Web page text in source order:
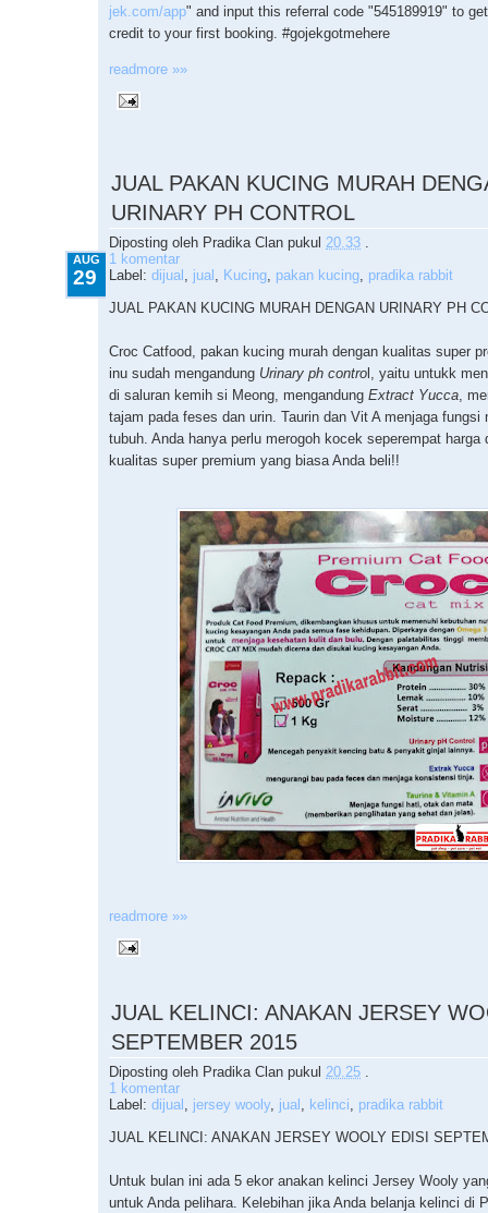
jek.com/app" and input this referral code "545189919" to
credit to your first booking. ‪#‎gojekgotmehere‬
readmore »»
JUAL PAKAN KUCING MURAH
URINARY PH CONTROL
Diposting oleh Pradika Clan pukul 20.33 .
AUG
29
1 komentar
Label: dijual , jual , Kucing, pakan kucing, pradika rabbit
JUAL PAKAN KUCING MURAH DENGAN URINARY PH
Croc Catfood, pakan kucing murah dengan kualitas super
inu sudah mengandung Urinary ph contro l, yaitu untukk
di saluran kemih si Meong, mengandung Extract Yucca,
tajam pada feses dan urin. Taurin dan Vit A menjaga fungsi
tubuh. Anda hanya perlu merogoh kocek seperempat harga
kualitas super premium yang biasa Anda beli!!
readmore »»
JUAL KELINCI: ANAKAN JERSEY
SEPTEMBER 2015
Diposting oleh Pradika Clan pukul 20.25 .
1 komentar
Label: dijual , jersey wooly, jual , kelinci, pradika rabbit
JUAL KELINCI: ANAKAN JERSEY WOOLY EDISI
Untuk bulan ini ada 5 ekor anakan kelinci Jersey Wooly
untuk Anda pelihara. Kelebihan jika Anda belanja kelinci di